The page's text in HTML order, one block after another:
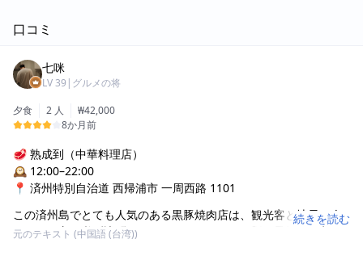
口コミ
七咪
LV39 | グルメの将
夕食
2 人
₩42,000
8か月前
🥩 熟成到（中華料理店）
🕰 12:00–22:00
📍 済州特別自治道 西帰浦市 一周西路 1101
この済州島でとても人気のある黒豚焼肉店は、観光客と地元の人
たちの両方に必ず訪問されるスポットです。黒豚は最短720時間か
続きを読む
元のテキスト (中国語 (台湾))